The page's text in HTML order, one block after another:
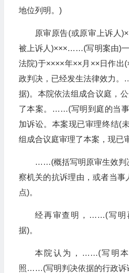
地位列明。)
原审原告(或原审上诉人
被上诉人)×××……(写明案由)
法院)于××××年××月××日作出
政判决，已经发生法律效力
据)。本院依法组成合议庭，
了本案。……(写明到庭的当
加诉讼。本案现已审理终结(
组成合议庭审理了本案，现已
……(概括写明原审生效判
察机关的抗诉理由，或者当事
点)。
经再审查明，……(写明
据)。
本院认为，……(写明
照……(写明判决依据的行政诉